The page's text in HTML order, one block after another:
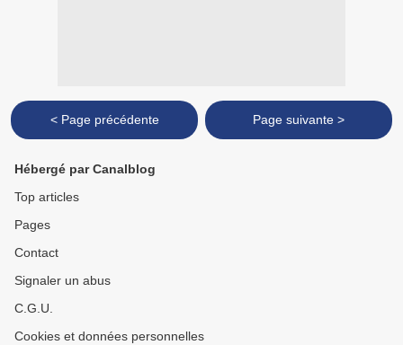
< Page précédente Page suivante >
Hébergé par Canalblog
Top articles
Pages
Contact
Signaler un abus
C.G.U.
Cookies et données personnelles